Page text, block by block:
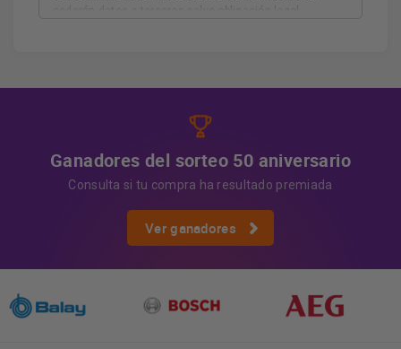
Ganadores del sorteo 50 aniversario
Consulta si tu compra ha resultado premiada
Ver ganadores